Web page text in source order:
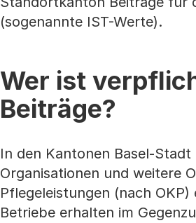
(sogenannte IST-Werte).
Wer ist
Beiträge?
In den Kantonen Basel-
Organisationen und weitere
Pflegeleistungen (nach
Betriebe erhalten im